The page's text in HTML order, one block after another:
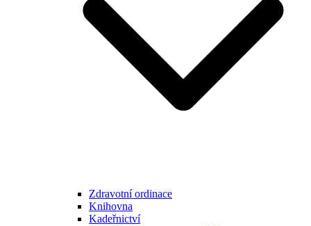
Zdravotní ordinace
Knihovna
Kadeřnictví